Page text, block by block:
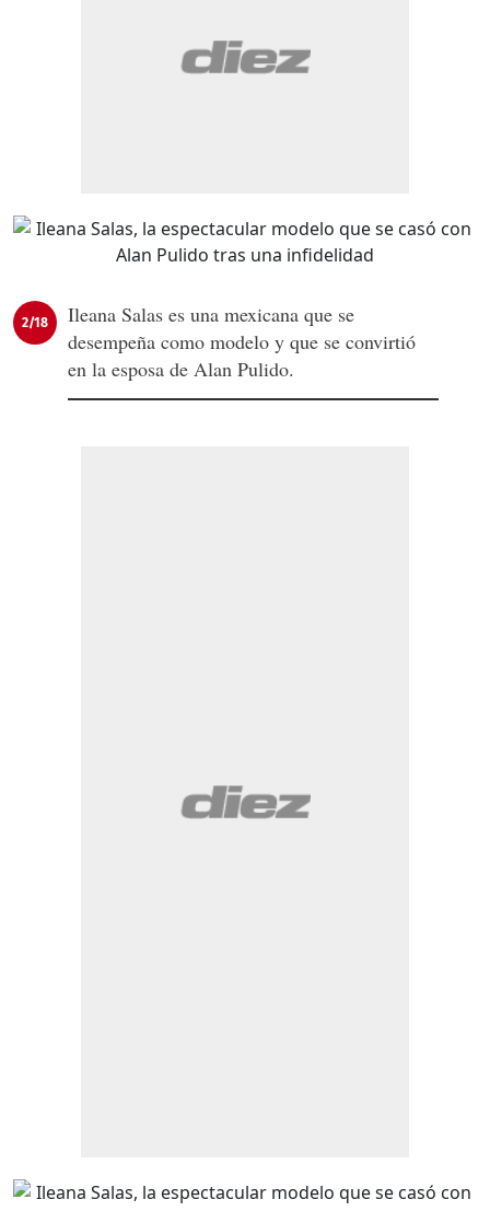
2/18
Ileana Salas es una mexicana que se
desempeña como modelo y que se convirtió
en la esposa de Alan Pulido.